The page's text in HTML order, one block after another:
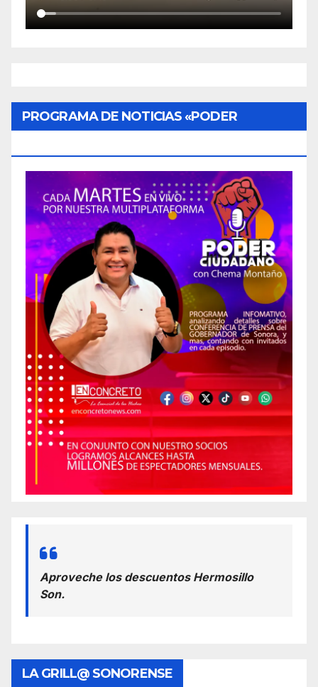
PROGRAMA DE NOTICIAS «PODER
Aproveche los descuentos Hermosillo
Son.
LA GRILL@ SONORENSE